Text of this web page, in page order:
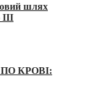
шлях
III
КРОВІ: